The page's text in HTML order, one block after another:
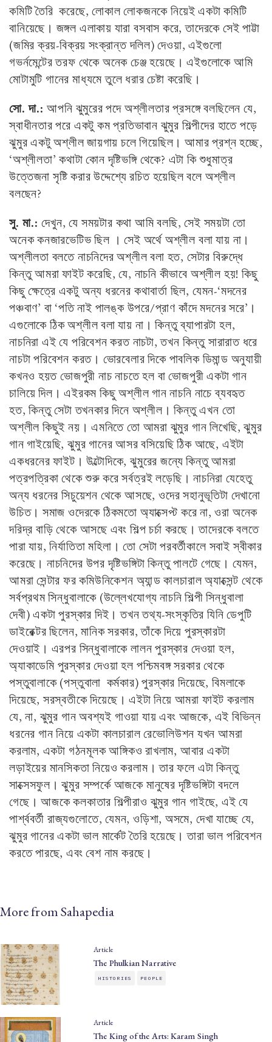
কমিটি তৈরি করেছে, লোকাল লোকজনকে নিয়েই একটা কমিটি
বানিয়েছে। জঙ্গল এলাকায় যারা বসবাস করে, তাদেরকে সেই পাট্টা
(জমির ক্রয়-বিক্রয় সংক্রান্ত দলিল) দেওয়া, এইগুলো
গভর্নমেন্টের তরফ থেকে অনেক চেঞ্জ হয়েছে। এইগুলোকে আমি
মোটামুটি গানের মাধ্যমে তুলে ধরার চেষ্টা করেছি।
সো. দা.:আপনি ঝুমুরের পদে অশ্লীলতার প্রসঙ্গে বলছিলেন যে,
স্বাধীনতার পরে একটু কম প্রতিভাবান ঝুমুর শিল্পীদের হাতে পড়ে
ঝুমুর একটু অশ্লীল জায়গায় চলে গিয়েছিল। আমার প্রশ্ন হচ্ছে,
‘অশ্লীলতা’ কথাটা কোন দৃষ্টিভঙ্গি থেকে? এটা কি শুধুমাত্র
উত্তেজনা সৃষ্টি করার উদ্দেশ্যে রচিত হয়েছিল বলে অশ্লীল
বলছেন?
সু. মা.:দেখুন, যে সময়টার কথা আমি বলছি, সেই সময়টা তো
অনেক কনজারভেটিভ ছিল । সেই অর্থে অশ্লীল বলা যায় না।
অশ্লীলতা বলতে নাচনিদের অশ্লীল বলা হত, সেটার বিরুদ্ধে
কিন্তু আমরা ফাইট করেছি, যে, নাচনি কীভাবে অশ্লীল হয়! কিছু
কিছু ক্ষেত্রে একটু অন্য ধরনের কথাবার্তা ছিল, যেমন-‘মদনের
পঞ্চবাণ’ বা ‘পতি নাই পালঙ্ক উপরে/প্রাণ কাঁদে মদনের সরে’।
এগুলোকে ঠিক অশ্লীল বলা যায় না। কিন্তু ব্যাপারটা হল,
নাচনিরা এই যে পরিবেশন করত নাচটা, তখন কিন্তু সারারাত ধরে
নাচটা পরিবেশন করত। ভোরবেলার দিকে পাবলিক ডিমান্ড অনুযায়ী
কখনও হয়ত ভোজপুরী নাচ নাচতে হল বা ভোজপুরী একটা গান
চালিয়ে দিল। এইরকম কিছু অশ্লীল গান নাচনি নাচে ব্যবহৃত
হত, কিন্তু সেটা তখনকার দিনে অশ্লীল। কিন্তু এখন তো
অশ্লীল কিছুই নয়। এমনিতে তো আমরা ঝুমুর গান লিখেছি, ঝুমুর
গান গাইয়েছি, ঝুমুর গানের আসর বসিয়েছি ঠিক আছে, এইটা
একধরনের ফাইট। উল্টোদিকে, ঝুমুরের জন্যে কিন্তু আমরা
পত্রপত্রিকা থেকে শুরু করে সর্বত্রই লড়েছি। নাচনিরা যেহেতু
অন্য ধরনের সিচুয়েশন থেকে আসছে, ওদের সহানুভূতিটা দেখানো
উচিত। সমাজ ওদেরকে ঠিকমতো অ্যাক্সেপ্ট করে না, ওরা অনেক
দরিদ্র বাড়ি থেকে আসছে এবং শিল্প চর্চা করছে। তাদেরকে বলতে
পারা যায়, নির্যাতিতা মহিলা। তো সেটা পরবর্তীকালে সবাই স্বীকার
করেছে। নাচনিদের উপর দৃষ্টিভঙ্গিটা কিন্তু পালটে গেছে। যেমন,
আমরা সেন্টার ফর কমিউনিকেশন অ্যান্ড কালচারাল অ্যাক্সেন্ট থেকে
সর্বপ্রথম সিন্ধুবালাকে (উল্লেখযোগ্য নাচনি শিল্পী সিন্ধুবালা
দেবী) একটা পুরস্কার দিই। তখন তথ্য-সংস্কৃতির যিনি ডেপুটি
ডাইরেক্টর ছিলেন, মানিক সরকার, তাঁকে দিয়ে পুরস্কারটা
দেওয়াই। এরপর সিন্ধুবালাকে লালন পুরস্কার দেওয়া হল,
অ্যাকাডেমি পুরস্কার দেওয়া হল পশ্চিমবঙ্গ সরকার থেকে
পস্তুবালাকে (পস্তুবালা কর্মকার) পুরস্কার দিয়েছে, বিমলাকে
দিয়েছে, সরস্বতীকে দিয়েছে। এইটা নিয়ে আমরা ফাইট করলাম
যে, না, ঝুমুর গান অবশ্যই গাওয়া যায় এবং আজকে, এই বিভিন্ন
ধরনের গান নিয়ে একটা কালচারাল রেভোলিউশন যখন আমরা
করলাম, একটা গঠনমূলক আঙ্গিকও রাখলাম, আবার একটা
লড়াইয়ের মানসিকতা নিয়েও করলাম। তার ফলে এটা কিন্তু
সাক্সেসফুল। ঝুমুর সম্পর্কে আজকে মানুষের দৃষ্টিভঙ্গিটা বদলে
গেছে। আজকে কলকাতার শিল্পীরাও ঝুমুর গান গাইছে, এই যে
পার্শ্ববর্তী রাজ্যগুলোতে, যেমন, ওড়িশা, অসমে, দেখা যাচ্ছে যে,
ঝুমুর গানের একটা ভাল মার্কেট তৈরি হয়েছে। তারা ভাল পরিবেশন
করতে পারছে, এবং বেশ নাম করছে।
More from Sahapedia
Article
The Phulkian Narrative
HISTORIES PEOPLE
Article
The King of the Arts: Karam Singh